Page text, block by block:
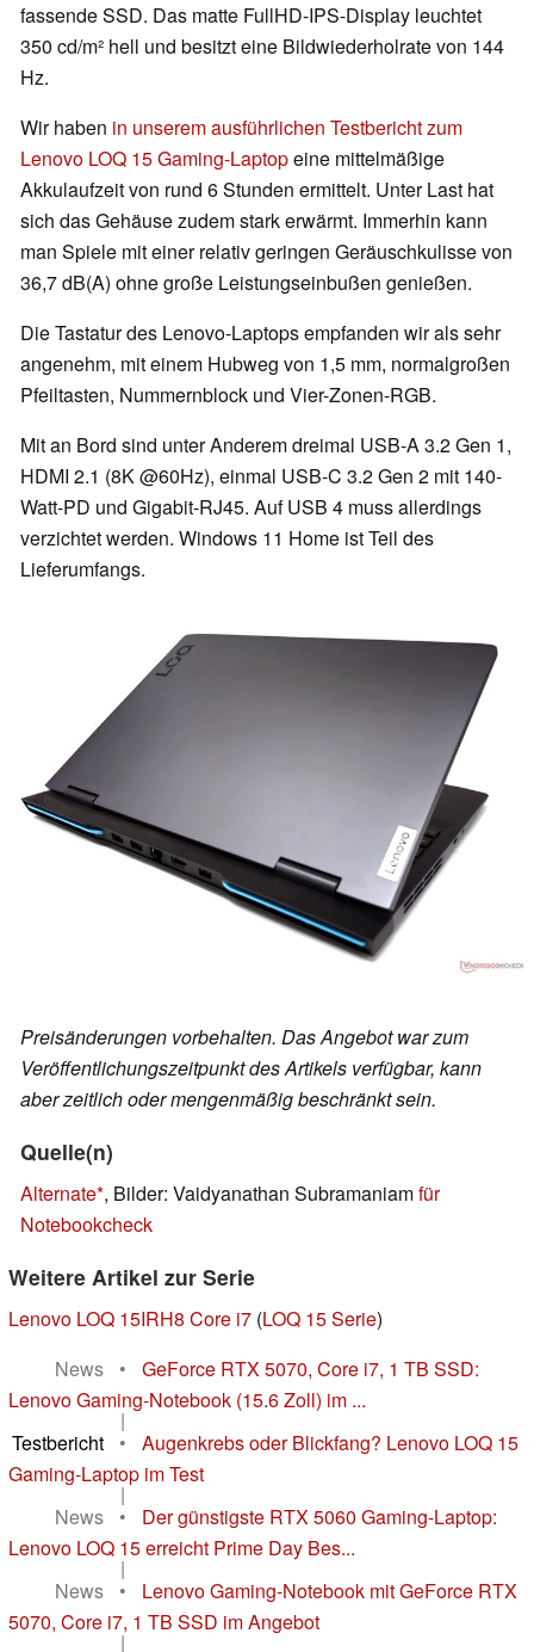
fassende SSD. Das matte FullHD-IPS-Display leuchtet
350 cd/m² hell und besitzt eine Bildwiederholrate von 144
Hz.
Wir haben in unserem ausführlichen Testbericht zum
Lenovo LOQ 15 Gaming-Laptopeine mittelmäßige
Akkulaufzeit von rund 6 Stunden ermittelt. Unter Last hat
sich das Gehäuse zudem stark erwärmt. Immerhin kann
man Spiele mit einer relativ geringen Geräuschkulisse von
36,7 dB(A) ohne große Leistungseinbußen genießen.
Die Tastatur des Lenovo-Laptops empfanden wir als sehr
angenehm, mit einem Hubweg von 1,5 mm, normalgroßen
Pfeiltasten, Nummernblock und Vier-Zonen-RGB.
Mit an Bord sind unter Anderem dreimal USB-A 3.2 Gen 1,
HDMI 2.1 (8K @60Hz), einmal USB-C 3.2 Gen 2 mit 140-
Watt-PD und Gigabit-RJ45. Auf USB 4 muss allerdings
verzichtet werden. Windows 11 Home ist Teil des
Lieferumfangs.
Preisänderungen vorbehalten. Das Angebot war zum
Veröffentlichungszeitpunkt des Artikels verfügbar, kann
aber zeitlich oder mengenmäßig beschränkt sein.
Quelle(n)
Alternate , Bilder: Vaidyanathan Subramaniamfür
Notebookcheck
Weitere Artikel zur Serie
Lenovo LOQ 15IRH8 Core i7 (LOQ 15 Serie)
News
•
GeForce RTX 5070, Core i7, 1 TB SSD:
Lenovo Gaming-Notebook (15.6 Zoll) im ...
|
Testbericht
•
Augenkrebs oder Blickfang? Lenovo LOQ 15
Gaming-Laptop im Test
|
News
•
Der günstigste RTX 5060 Gaming-Laptop:
Lenovo LOQ 15 erreicht Prime Day Bes...
|
News
•
Lenovo Gaming-Notebook mit GeForce RTX
5070, Core i7, 1 TB SSD im Angebot
|